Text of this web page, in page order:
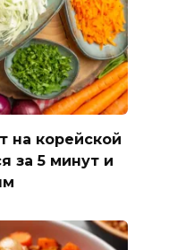
на корейской
за 5 минут и